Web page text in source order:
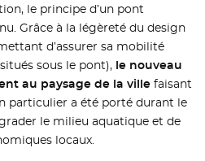
le principe d’un pont
Grâce à la légèreté du design
d’assurer sa mobilité
sous le pont), le nouveau
au paysage de la ville faisant
particulier a été porté durant le
le milieu aquatique et de
locaux.